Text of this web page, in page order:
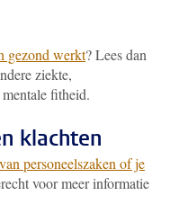
gezond werkt? Lees dan
ziekte,
fitheid.
klachten
personeelszaken of je
voor meer informatie